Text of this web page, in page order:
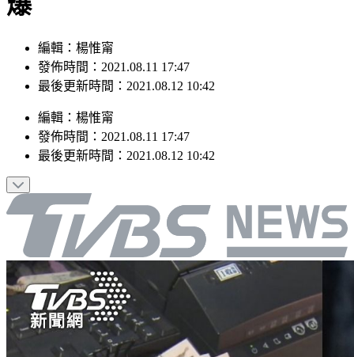
發佈時間：2021.08.11 17:47
最後更新時間：2021.08.12 10:42
發佈時間：2021.08.11 17:47
最後更新時間： 2021.08.12 10:42